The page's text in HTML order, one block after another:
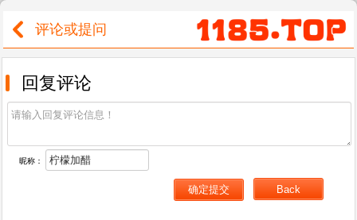
评论或提问
回复评论
昵称：